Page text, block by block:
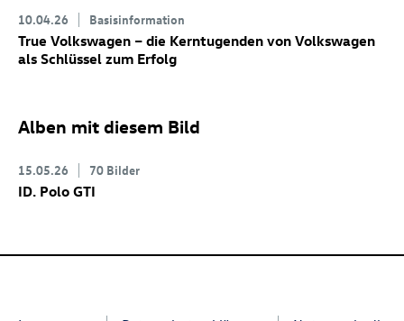
10.04.26 Basisinformation
True Volkswagen – die Kerntugenden von Volkswagen
als Schlüssel zum Erfolg
Alben mit diesem Bild
15.05.26 70 Bilder
ID. Polo GTI